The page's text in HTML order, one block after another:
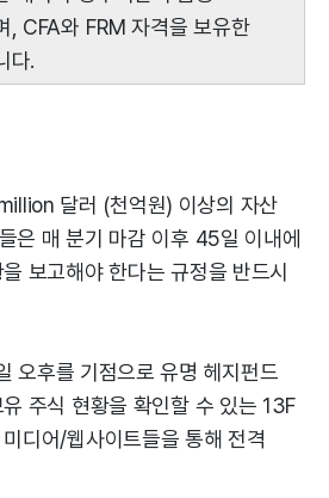
, CFA와 FRM 자격을 보유한
다.
달러 (천억원) 이상의 자산
은 매 분기 마감 이후 45일 이내에
보고해야 한다는 규정을 반드시
오후를 기점으로 유명 헤지펀드
주식 현황을 확인할 수 있는 13F
디어/웹사이트들을 통해 전격